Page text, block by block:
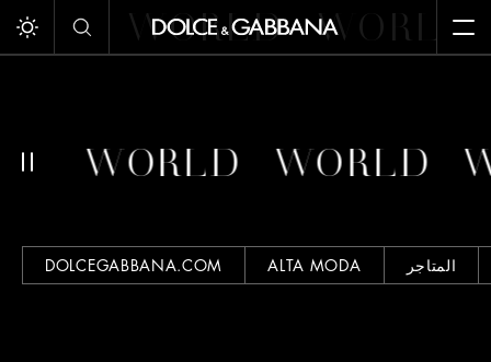
WORLD WORLD
Toggle dark/light mode
WORLD WORLD
DOLCEGABBANA.COM ALTA MODA المتاجر